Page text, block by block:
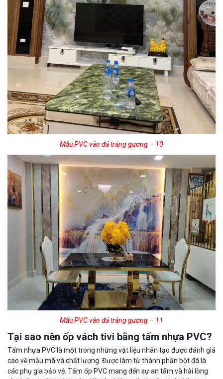
Mẫu PVC vân đá tráng gương – 10
Mẫu PVC vân đá tráng gương – 11
Tại sao nên ốp vách tivi bằng tấm nhựa PVC?
Tấm nhựa PVC là một trong những vật liệu nhân tạo được đánh giá
cao về mẫu mã và chất lượng. Được làm từ thành phần bột đá là
các phụ gia bảo vệ. Tấm ốp PVC mang đến sự an tâm và hài lòng